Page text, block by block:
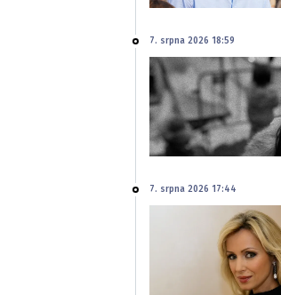
7. srpna 2026 18:59
7. srpna 2026 17:44